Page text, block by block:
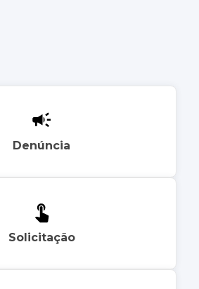
Denúncia
Solicitação